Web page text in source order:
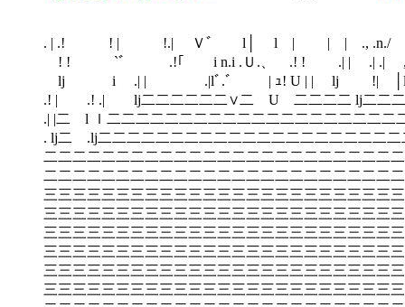
. | .! ! | !.| Ｖﾞ l│ l | | | ., .n./ l l
! ! `ﾞ .!｢ i n.i .Ｕ.、 .! ! .| | .| .| , .i，
lj i .| | .|lﾞ.゛ | ｭ! U | | lj !| │l
.! |ゞ .! .| lj二二二二二二∨二 U 二二二二 lj二二
.| |二 l ｌ二二二二二二二二二二二二二二二二二二二二
. lj二 .lj二二二二二二二二二二二二二二二二二二二二
二二二二二二二二二二二二二二二二二二二二二二二二
二二二二二二二二二二二二二二二二二二二二二二二二
三三三三三三三三三三三三三三三三三三三三三三三三
三三三三三三三三三三三三三三三三三三三三三三三三
三三三三三三三三三三三三三三三三三三三三三三三三
三三三三三三三三三三三三三三三三三三三三三三三三
三三三三三三三三三三三三三三三三三三三三三三三三
三三三三三三三三三三三三三三三三三三三三三三三三